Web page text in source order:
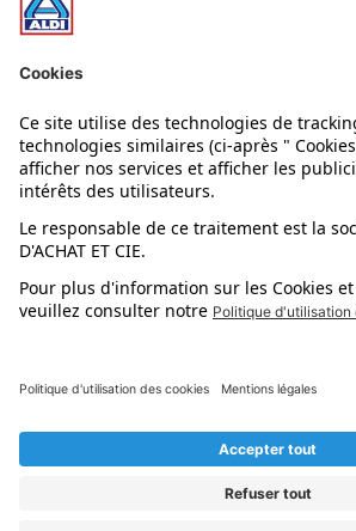
Nos rayons
Nos marques
Nos astuces
Évènements
L'application mobile